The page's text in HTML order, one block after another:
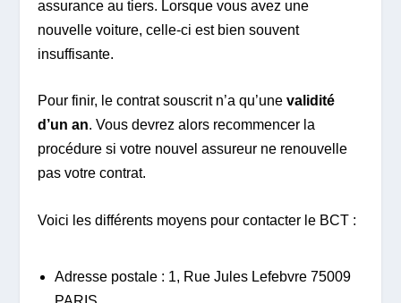
assurance au tiers. Lorsque vous avez une
nouvelle voiture, celle-ci est bien souvent
insuffisante.
Pour finir, le contrat souscrit n’a qu’unevalidité
d’un an. Vous devrez alors recommencer la
procédure si votre nouvel assureur ne renouvelle
pas votre contrat.
Voici les différents moyens pour contacter le BCT :
Adresse postale : 1, Rue Jules Lefebvre 75009